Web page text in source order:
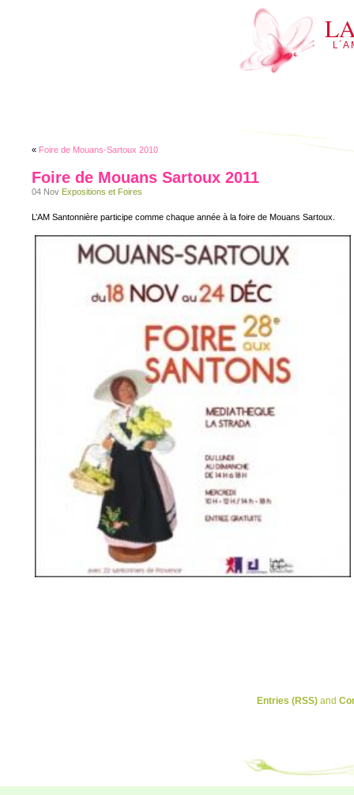
« Foire de Mouans-Sartoux 2010
Foire de Mouans Sartoux 2011
04 Nov Expositions et Foires
L’AM Santonnière participe comme chaque année à la foire de Mouans Sartoux.
Entries (RSS) and